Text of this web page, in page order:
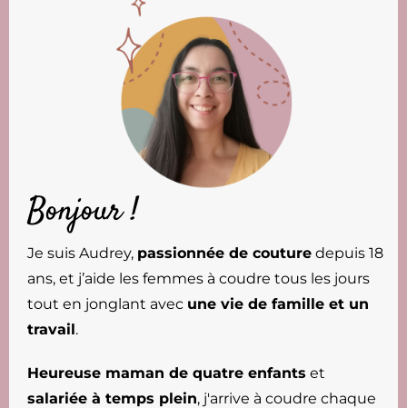
Bonjour !
Je suis Audrey, passionnée de couture depuis 18
ans, et j’aide les femmes à coudre tous les jours
tout en jonglant avec une vie de famille et un
travail.
Heureuse maman de quatre enfants et
salariée à temps plein, j'arrive à coudre chaque